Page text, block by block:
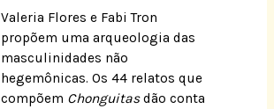
Valeria Flores e Fabi Tron
propõem uma arqueologia das
masculinidades não
hegemônicas. Os 44 relatos que
compõem Chonguitasdão conta